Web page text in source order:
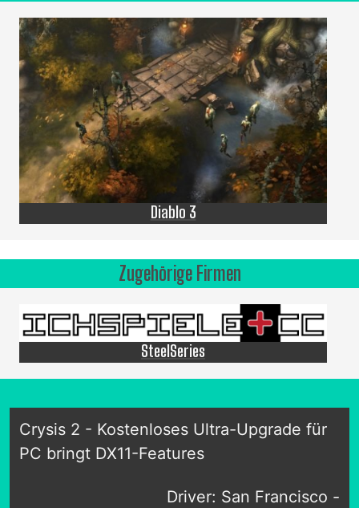
Diablo 3
Zugehörige Firmen
SteelSeries
Crysis 2 - Kostenloses Ultra-Upgrade für
PC bringt DX11-Features
Driver: San Francisco -